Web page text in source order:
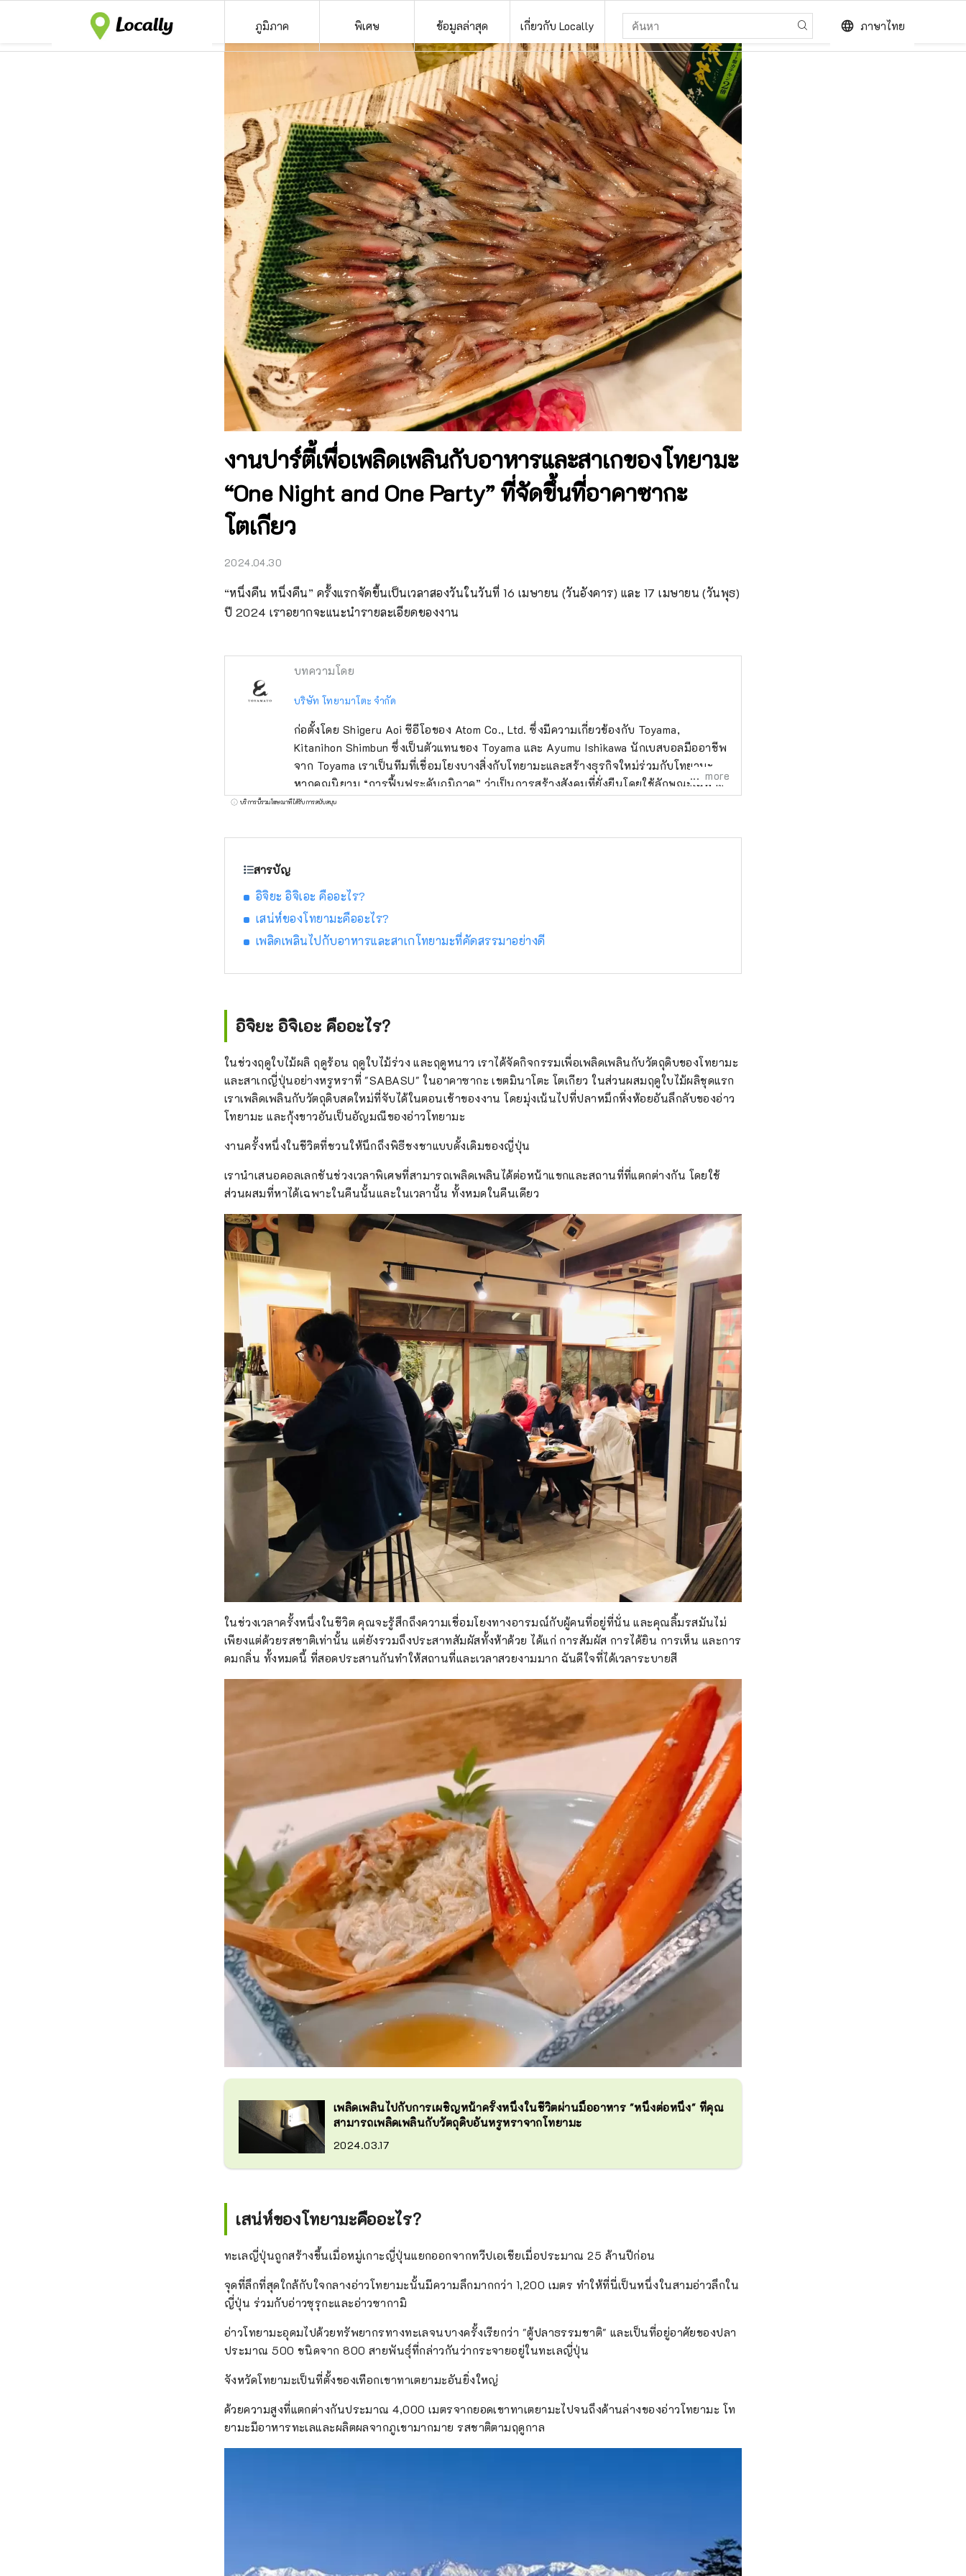
ภูมิภาค พิเศษ ข้อมูลล่าสุด เกี่ยวกับ Locally language ภาษาไทย
งานปาร์ตี้เพื่อเพลิดเพลินกับอาหารและสาเกของโทยามะ
“One Night and One Party” ที่จัดขึ้นที่อาคาซากะ
โตเกียว
2024.04.30
“หนึ่งคืน หนึ่งคืน” ครั้งแรกจัดขึ้นเป็นเวลาสองวันในวันที่ 16 เมษายน (วันอังคาร) และ 17 เมษายน (วันพุธ)
ปี 2024 เราอยากจะแนะนำรายละเอียดของงาน
บทความโดย
บริษัท โทยามาโตะ จำกัด
ก่อตั้งโดย Shigeru Aoi ซีอีโอของ Atom Co., Ltd. ซึ่งมีความเกี่ยวข้องกับ Toyama,
Kitanihon Shimbun ซึ่งเป็นตัวแทนของ Toyama และ Ayumu Ishikawa นักเบสบอลมืออาชีพ
จาก Toyama เราเป็นทีมที่เชื่อมโยงบางสิ่งกับโทยามะและสร้างธุรกิจใหม่ร่วมกับโทยามะ
หากคุณนิยาม “การฟื้นฟูระดับภูมิภาค” ว่าเป็นการสร้างสังคมที่ยั่งยืนโดยใช้ลักษณะเฉพาะ
ของแต่ละภูมิภาคในญี่ปุ่นเพื่อหยุดความเข้มข้นของโตเกียวมากเกินไป แนวคิด “การตื่นตัว
รัฐบาลท้องถิ่นหรือรัฐบาล ผู้คนมากมายที่รักโทยามะจะค้นพบเสน่ห์ของโทยามะอีกครั้ง
เสน่ห์ของโทยามะ
more
บริการนี้รวมโฆษณาที่ได้รับการสนับสนุน
สารบัญ
อิจิยะ อิจิเอะ คืออะไร?
เสน่ห์ของโทยามะคืออะไร?
เพลิดเพลินไปกับอาหารและสาเกโทยามะที่คัดสรรมาอย่างดี
อิจิยะ อิจิเอะ คืออะไร?
ในช่วงฤดูใบไม้ผลิ ฤดูร้อน ฤดูใบไม้ร่วง และฤดูหนาว เราได้จัดกิจกรรมเพื่อเพลิดเพลินกับวัตถุดิบของโทยามะ
และสาเกญี่ปุ่นอย่างหรูหราที่ "SABASU" ในอาคาซากะ เขตมินาโตะ โตเกียว ในส่วนผสมฤดูใบไม้ผลิชุดแรก
เราเพลิดเพลินกับวัตถุดิบสดใหม่ที่จับได้ในตอนเช้าของงาน โดยมุ่งเน้นไปที่ปลาหมึกหิ่งห้อยอันลึกลับของอ่าว
โทยามะ และกุ้งขาวอันเป็นอัญมณีของอ่าวโทยามะ
งานครั้งหนึ่งในชีวิตที่ชวนให้นึกถึงพิธีชงชาแบบดั้งเดิมของญี่ปุ่น
เรานำเสนอคอลเลกชันช่วงเวลาพิเศษที่สามารถเพลิดเพลินได้ต่อหน้าแขกและสถานที่ที่แตกต่างกัน โดยใช้
ส่วนผสมที่หาได้เฉพาะในคืนนั้นและในเวลานั้น ทั้งหมดในคืนเดียว
ในช่วงเวลาครั้งหนึ่งในชีวิต คุณจะรู้สึกถึงความเชื่อมโยงทางอารมณ์กับผู้คนที่อยู่ที่นั่น และคุณลิ้มรสมันไม่
เพียงแต่ด้วยรสชาติเท่านั้น แต่ยังรวมถึงประสาทสัมผัสทั้งห้าด้วย ได้แก่ การสัมผัส การได้ยิน การเห็น และการ
ดมกลิ่น ทั้งหมดนี้ ที่สอดประสานกันทำให้สถานที่และเวลาสวยงามมาก ฉันดีใจที่ได้เวลาระบายสี
เพลิดเพลินไปกับการเผชิญหน้าครั้งหนึ่งในชีวิตผ่านมื้ออาหาร "หนึ่งต่อหนึ่ง" ที่คุณ
สามารถเพลิดเพลินกับวัตถุดิบอันหรูหราจากโทยามะ
2024.03.17
เสน่ห์ของโทยามะคืออะไร?
ทะเลญี่ปุ่นถูกสร้างขึ้นเมื่อหมู่เกาะญี่ปุ่นแยกออกจากทวีปเอเชียเมื่อประมาณ 25 ล้านปีก่อน
จุดที่ลึกที่สุดใกล้กับใจกลางอ่าวโทยามะนั้นมีความลึกมากกว่า 1,200 เมตร ทำให้ที่นี่เป็นหนึ่งในสามอ่าวลึกใน
ญี่ปุ่น ร่วมกับอ่าวซุรุกะและอ่าวซากามิ
อ่าวโทยามะอุดมไปด้วยทรัพยากรทางทะเลจนบางครั้งเรียกว่า "ตู้ปลาธรรมชาติ" และเป็นที่อยู่อาศัยของปลา
ประมาณ 500 ชนิดจาก 800 สายพันธุ์ที่กล่าวกันว่ากระจายอยู่ในทะเลญี่ปุ่น
จังหวัดโทยามะเป็นที่ตั้งของเทือกเขาทาเตยามะอันยิ่งใหญ่
ด้วยความสูงที่แตกต่างกันประมาณ 4,000 เมตรจากยอดเขาทาเตยามะไปจนถึงด้านล่างของอ่าวโทยามะ โท
ยามะมีอาหารทะเลและผลิตผลจากภูเขามากมาย รสชาติตามฤดูกาล